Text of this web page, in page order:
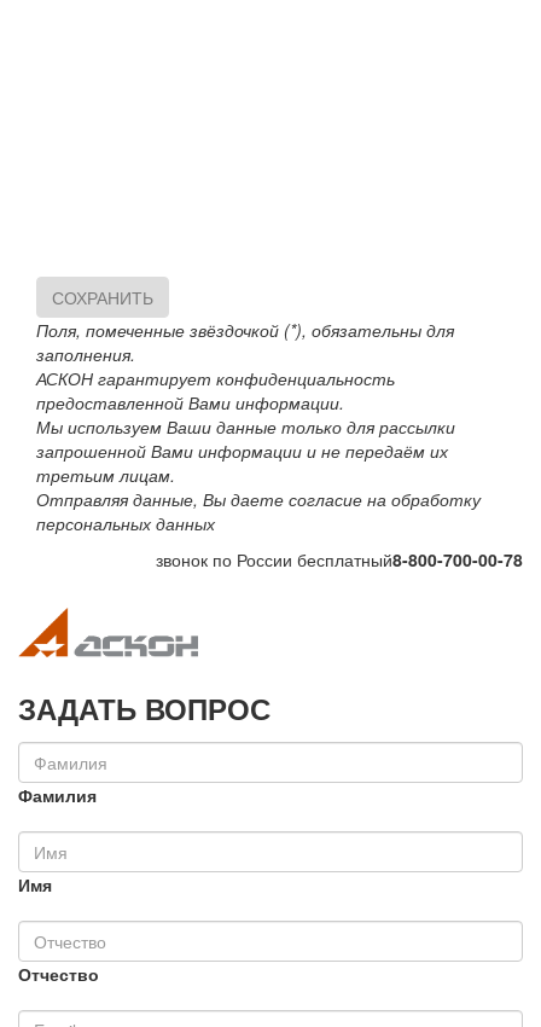
СОХРАНИТЬ
Поля, помеченные звёздочкой (*), обязательны для
заполнения.
АСКОН гарантирует конфиденциальность
предоставленной Вами информации.
Мы используем Ваши данные только для рассылки
запрошенной Вами информации и не передаём их
третьим лицам.
Отправляя данные, Вы даете согласие на обработку
персональных данных
звонок по России бесплатный8-800-700-00-78
ЗАДАТЬ ВОПРОС
Фамилия
Имя
Отчество